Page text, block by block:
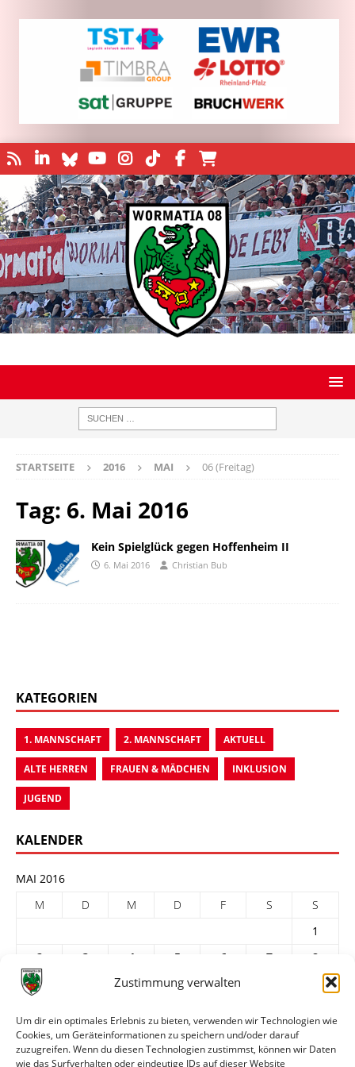
Zustimmung verwalten
Um dir ein optimales Erlebnis zu bieten, verwenden wir Technologien wie
Cookies, um Geräteinformationen zu speichern und/oder darauf
zuzugreifen. Wenn du diesen Technologien zustimmst, können wir Daten
wie das Surfverhalten oder eindeutige IDs auf dieser Website
STARTSEITE 2016 MAI 06 (Freitag)
Tag: 6. Mai 2016
Kein Spielglück gegen Hoffenheim II
6. Mai 2016 Christian Bub
KATEGORIEN
1. MANNSCHAFT 2. MANNSCHAFT AKTUELL
ALTE HERREN FRAUEN & MÄDCHEN INKLUSION
JUGEND
KALENDER
MAI 2016
M
D M D F S
S
1
2
3 4 5 6 7
8
9
11 12 13
23
24 25 26 27 28
30
31